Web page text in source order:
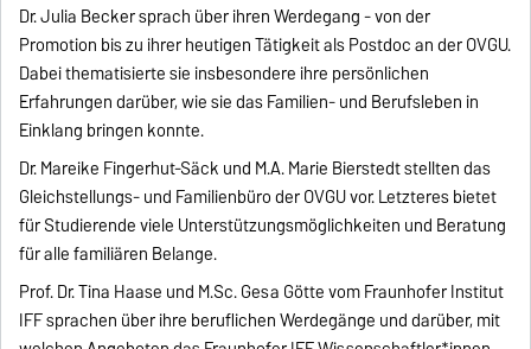
Dr. Julia Becker sprach über ihren Werdegang - von der
Promotion bis zu ihrer heutigen Tätigkeit als Postdoc an der OVGU.
Dabei thematisierte sie insbesondere ihre persönlichen
Erfahrungen darüber, wie sie das Familien- und Berufsleben in
Einklang bringen konnte.
Dr. Mareike Fingerhut-Säck und M.A. Marie Bierstedt stellten das
Gleichstellungs- und Familienbüro der OVGU vor. Letzteres bietet
für Studierende viele Unterstützungsmöglichkeiten und Beratung
für alle familiären Belange.
Prof. Dr. Tina Haase und M.Sc. Gesa Götte vom Fraunhofer Institut
IFF sprachen über ihre beruflichen Werdegänge und darüber, mit